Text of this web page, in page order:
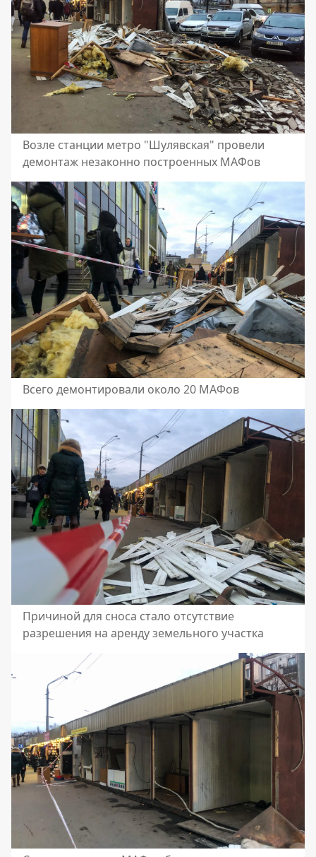
Возле станции метро "Шулявская" провели
демонтаж незаконно построенных МАФов
Всего демонтировали около 20 МАФов
Причиной для сноса стало отсутствие
разрешения на аренду земельного участка